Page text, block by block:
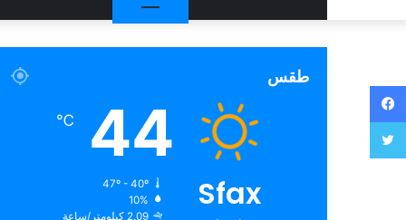
طقس
Sfax
44
℃
47º - 40º
10%
2.09 كيلومتر/ساعة
فيسبوك
تويتر